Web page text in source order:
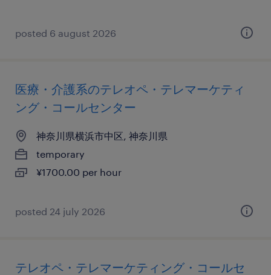
posted 6 august 2026
医療・介護系のテレオペ・テレマーケティ
ング・コールセンター
神奈川県横浜市中区, 神奈川県
temporary
¥1700.00 per hour
posted 24 july 2026
テレオペ・テレマーケティング・コールセ